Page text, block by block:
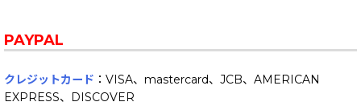
PAYPAL
クレジットカード ：VISA、mastercard、JCB、AMERICAN
EXPRESS、DISCOVER